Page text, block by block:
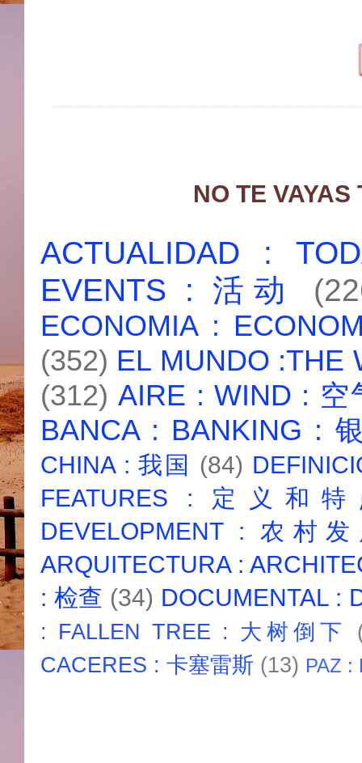
NO TE
ACTUALIDAD :
EVENTS : 活动
ECONOMIA :
(352) EL MUNDO :THE
(312) AIRE : WIND : 空
BANCA : BANKING :
CHINA : 我国 (84)
FEATURES : 定义和
DEVELOPMENT : 农村
ARQUITECTURA :
: 检查 (34) DOCUMENTAL :
: FALLEN TREE : 大树倒下
CACERES : 卡塞雷斯 (13) PAZ :